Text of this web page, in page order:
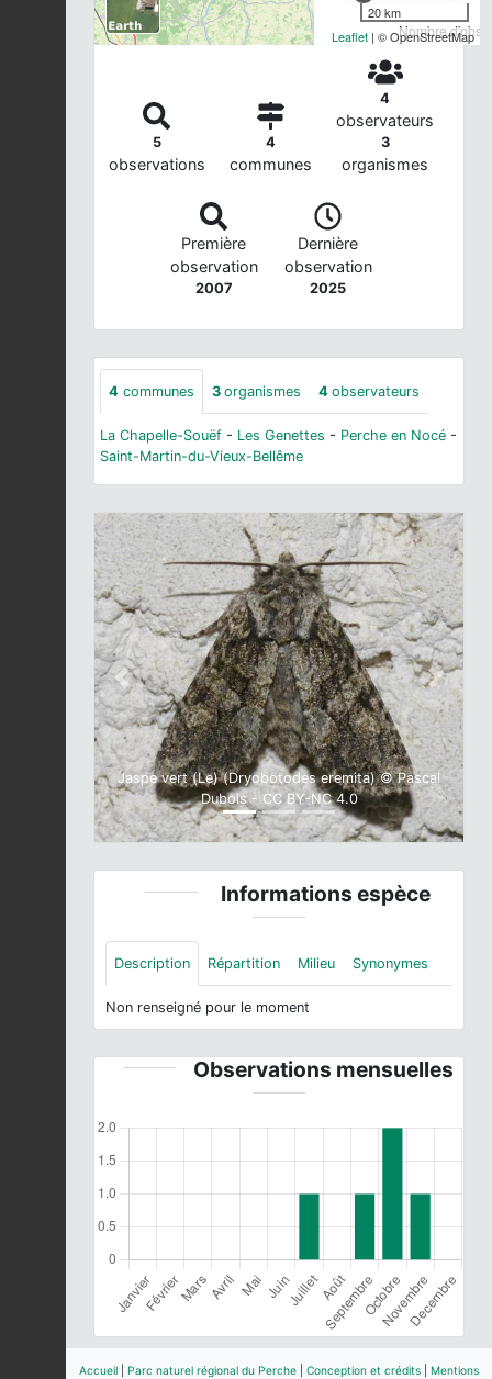
Nombre
20 km
Leaflet | © OpenStreetMap
5
observations
4
communes
4
observateurs
3
organismes
Première
observation
2007
Dernière
observation
2025
4 communes 3 organismes 4 observateurs
La Chapelle-Souëf - Les Genettes - Perche en Nocé -
Saint-Martin-du-Vieux-Bellême
Jaspe vert (Le) (Dryobotodes eremita) © Pascal
Dubois - CC BY-NC 4.0
Previous Next
Informations espèce
Description Répartition Milieu Synonymes
Non renseigné pour le moment
Observations mensuelles
Accueil Parc naturel régional du Perche Conception et crédits Mentions